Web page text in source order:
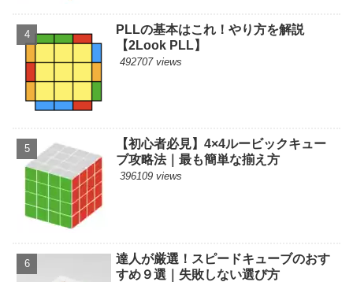
PLLの基本はこれ！やり方を解説
【2Look PLL】
492707 views
【初心者必見】4×4ルービックキュー
ブ攻略法｜最も簡単な揃え方
396109 views
達人が厳選！スピードキューブのおす
すめ９選｜失敗しない選び方